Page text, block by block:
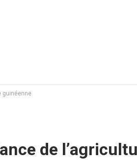
guinéenne
de